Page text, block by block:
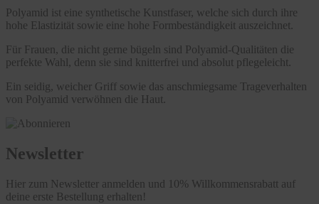
Polyamid ist eine synthetische Kunstfaser, welche sich durch ihre
hohe Elastizität sowie eine hohe Formbeständigkeit auszeichnet.
Für Frauen, die nicht gerne bügeln sind Polyamid-Qualitäten die
perfekte Wahl, denn sie sind knitterfrei und absolut pflegeleicht.
Ein seidig, weicher Griff sowie das anschmiegsame Trageverhalten
von Polyamid verwöhnen die Haut.
Newsletter
Hier zum Newsletter anmelden und 10% Willkommensrabatt auf
deine erste Bestellung erhalten!